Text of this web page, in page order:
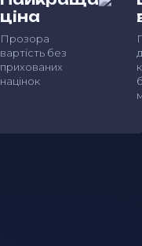
ціна
Прозора
вартість без
прихованих
націнок